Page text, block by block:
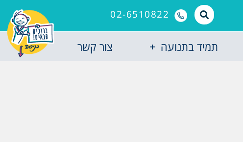
02-6510822
תמיד בתנועה צור קשר